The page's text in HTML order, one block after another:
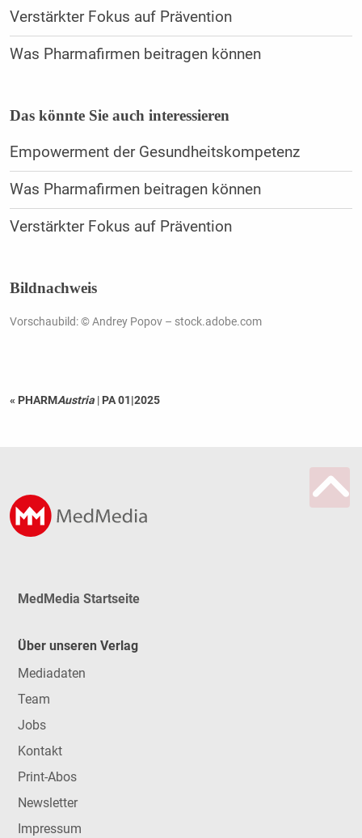
Verstärkter Fokus auf Prävention
Was Pharmafirmen beitragen können
Das könnte Sie auch interessieren
Empowerment der Gesundheitskompetenz
Was Pharmafirmen beitragen können
Verstärkter Fokus auf Prävention
Bildnachweis
Vorschaubild: © Andrey Popov – stock.adobe.com
« PHARMAustria | PA 01|2025
MedMedia Startseite
Über unseren Verlag
Mediadaten
Team
Jobs
Kontakt
Print-Abos
Newsletter
Impressum